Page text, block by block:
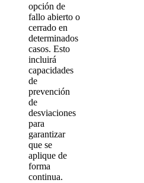
opción de
fallo abierto o
cerrado en
determinados
casos. Esto
incluirá
capacidades
de
prevención
de
desviaciones
para
garantizar
que se
aplique de
forma
continua.